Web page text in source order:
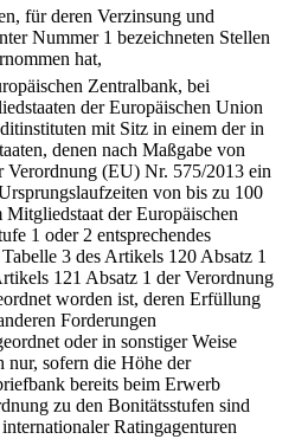
für deren Verzinsung und
Nummer 1 bezeichneten Stellen
hat,
Zentralbank, bei
der Europäischen Union
mit Sitz in einem der in
denen nach Maßgabe von
Verordnung (EU) Nr. 575/2013 ein
von bis zu 100
der Europäischen
1 oder 2 entsprechendes
3 des Artikels 120 Absatz 1
121 Absatz 1 der Verordnung
worden ist, deren Erfüllung
Forderungen
oder in sonstiger Weise
nur, sofern die Höhe der
bereits beim Erwerb
zu den Bonitätsstufen sind
Ratingagenturen